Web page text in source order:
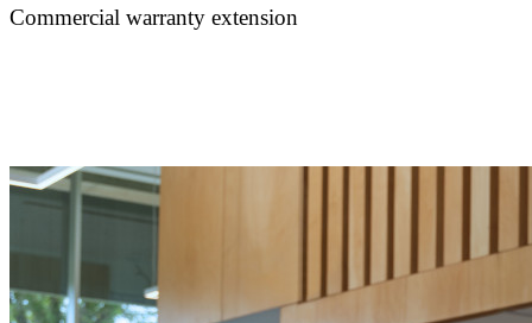
Commercial warranty extension